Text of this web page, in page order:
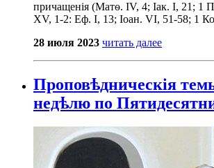
причащенія (Матѳ. IV, 4; Іак. I, 21; 1
XV, 1-2: Еф. I, 13; Іоан. VI, 51-58; 1
28 июля 2023 читать далее
Проповѣдническія
недѣлю по